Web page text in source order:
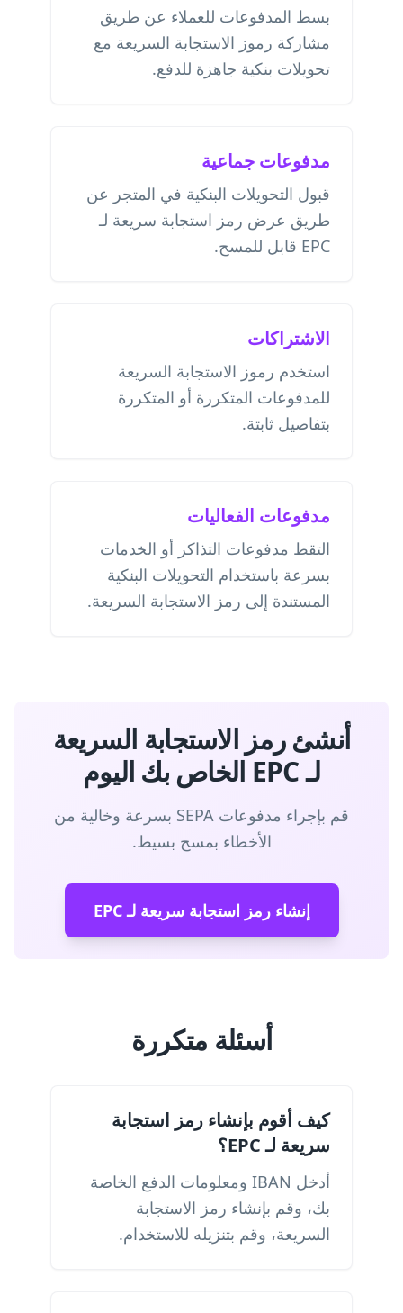
بسط المدفوعات للعملاء عن طريق
مشاركة رموز الاستجابة السريعة مع
تحويلات بنكية جاهزة للدفع.
مدفوعات جماعية
قبول التحويلات البنكية في المتجر عن
طريق عرض رمز استجابة سريعة لـ
EPC قابل للمسح.
الاشتراكات
استخدم رموز الاستجابة السريعة
للمدفوعات المتكررة أو المتكررة
بتفاصيل ثابتة.
مدفوعات الفعاليات
التقط مدفوعات التذاكر أو الخدمات
بسرعة باستخدام التحويلات البنكية
المستندة إلى رمز الاستجابة السريعة.
أنشئ رمز الاستجابة السريعة
لـ EPC الخاص بك اليوم
قم بإجراء مدفوعات SEPA بسرعة وخالية من
الأخطاء بمسح بسيط.
إنشاء رمز استجابة سريعة لـ EPC
أسئلة متكررة
كيف أقوم بإنشاء رمز استجابة
سريعة لـ EPC؟
أدخل IBAN ومعلومات الدفع الخاصة
بك، وقم بإنشاء رمز الاستجابة
السريعة، وقم بتنزيله للاستخدام.